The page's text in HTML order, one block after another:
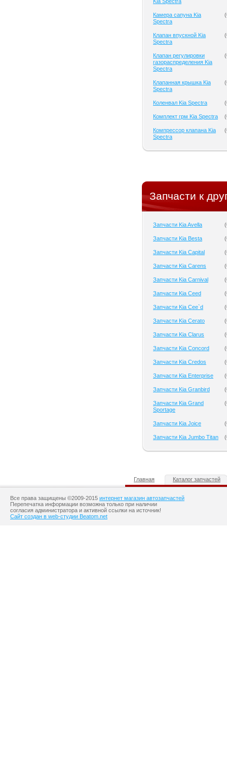
Камера сапуна Kia
Spectra
(
Клапан впускной Kia
Spectra
(
Клапан регулировки
газораспределения Kia
Spectra
(
Клапанная крышка Kia
Spectra
(
Коленвал Kia Spectra (
Комплект грм Kia Spectra (
Компрессор клапана Kia
Spectra
(
Запчасти к
Запчасти Kia Avella (
Запчасти Kia Besta (
Запчасти Kia Capital (
Запчасти Kia Carens (
Запчасти Kia Carnival (
Запчасти Kia Ceed (
Запчасти Kia Cee`d (
Запчасти Kia Cerato (
Запчасти Kia Clarus (
Запчасти Kia Concord (
Запчасти Kia Credos (
Запчасти Kia Enterprise (
Запчасти Kia Granbird (
Запчасти Kia Grand
Sportage
(
Запчасти Kia Joice (
Запчасти Kia Jumbo Titan (
Главная Каталог запчастей
Все права защищены ©2009-2015 интернет магазин автозапчастей
Перепечатка информации возможна только при наличии
согласия администратора и активной ссылки на источник!
Сайт создан в web-студии Beatom.net